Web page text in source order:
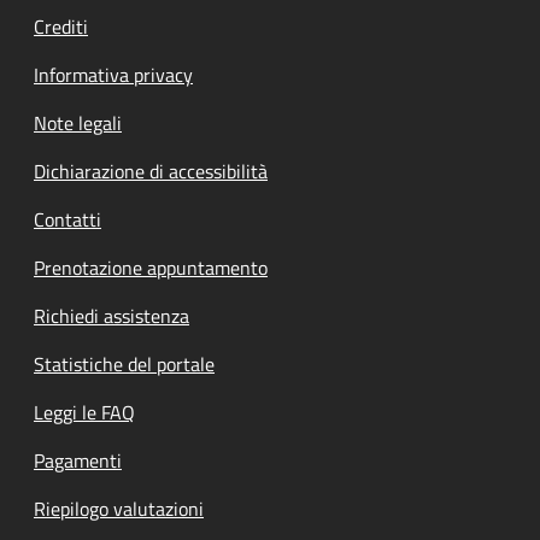
Crediti
Informativa privacy
Note legali
Dichiarazione di accessibilità
Contatti
Prenotazione appuntamento
Richiedi assistenza
Statistiche del portale
Leggi le FAQ
Pagamenti
Riepilogo valutazioni